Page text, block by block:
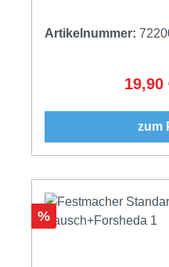
Artikelnummer:
19,90
zum
Rabatt
%